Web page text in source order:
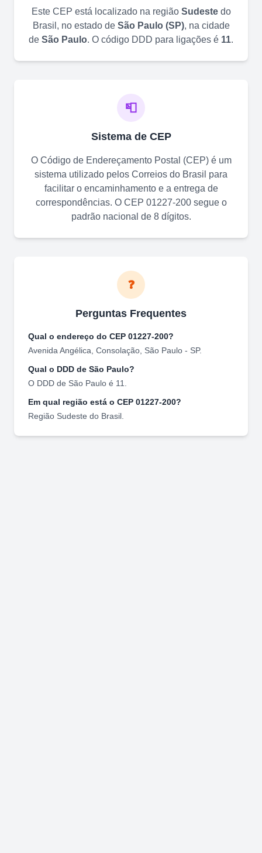
Este CEP está localizado na região Sudestedo
Brasil, no estado de São Paulo(SP), na cidade
de São Paulo. O código DDD para ligações é 11.
📮
Sistema de CEP
O Código de Endereçamento Postal (CEP) é um
sistema utilizado pelos Correios do Brasil para
facilitar o encaminhamento e a entrega de
correspondências. O CEP 01227-200segue o
padrão nacional de 8 dígitos.
❓
Perguntas Frequentes
Qual o endereço do CEP 01227-200?
Avenida Angélica Consolação São Paulo - SP.
Qual o DDD de São Paulo?
O DDD de São Paulo é 11
Em qual região está o CEP 01227-200?
Região Sudeste do Brasil.